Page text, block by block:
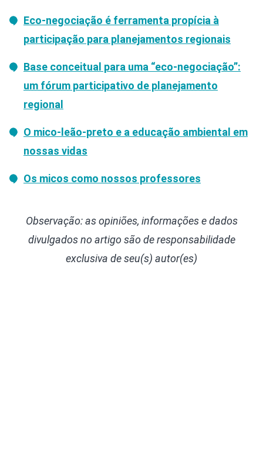
Eco-negociação é ferramenta propícia à
participação para planejamentos regionais
Base conceitual para uma “eco-negociação”:
um fórum participativo de planejamento
regional
O mico-leão-preto e a educação ambiental em
nossas vidas
Os micos como nossos professores
Observação: as opiniões, informações e dados
divulgados no artigo são de responsabilidade
exclusiva de seu(s) autor(es)